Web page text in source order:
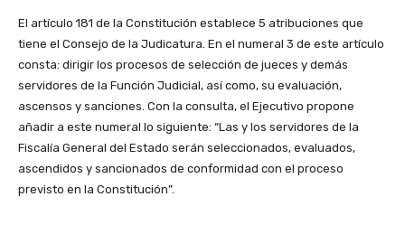
El artículo 181 de la Constitución establece 5 atribuciones que
tiene el Consejo de la Judicatura. En el numeral 3 de este artículo
consta: dirigir los procesos de selección de jueces y demás
servidores de la Función Judicial, así como, su evaluación,
ascensos y sanciones. Con la consulta, el Ejecutivo propone
añadir a este numeral lo siguiente: “Las y los servidores de la
Fiscalía General del Estado serán seleccionados, evaluados,
ascendidos y sancionados de conformidad con el proceso
previsto en la Constitución”.